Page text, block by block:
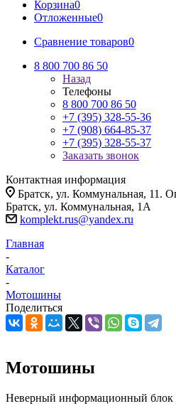
Корзина0
Отложенные0
Сравнение товаров0
8 800 700 86 50
Назад
Телефоны
8 800 700 86 50
+7 (395) 328-55-36
+7 (908) 664-85-37
+7 (395) 328-55-37
Заказать звонок
Контактная информация
Братск, ул. Коммунальная, 11.
Братск, ул. Коммунальная, 1А
komplekt.rus@yandex.ru
Главная
-
Каталог
-
Мотошины
Поделиться
Мотошины
Неверный информационный блок